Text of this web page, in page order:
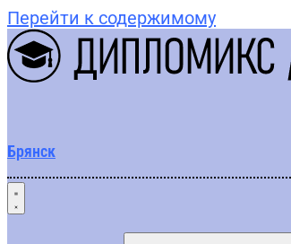
Перейти к содержимому
Брянск